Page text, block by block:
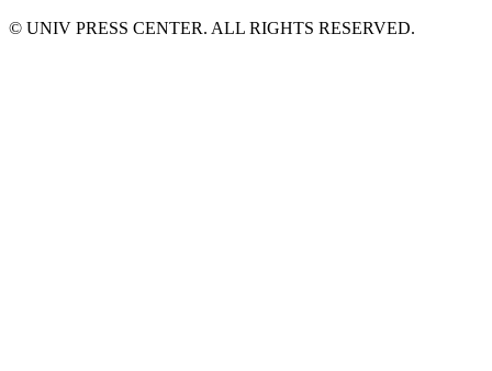
© UNIV PRESS CENTER. ALL RIGHTS RESERVED.